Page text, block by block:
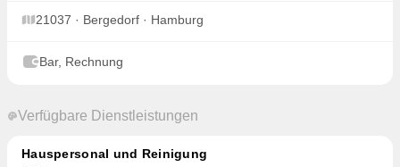
21037 · Bergedorf · Hamburg
Bar, Rechnung
Verfügbare Dienstleistungen
Hauspersonal und Reinigung